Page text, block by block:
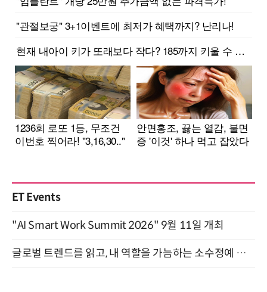
ET Events
"AI Smart Work Summit 2026" 9월 11일 개최
글로벌 트렌드를 읽고, 내 역할을 가늠하는 소수정예 실습 워크숍 (8/28)